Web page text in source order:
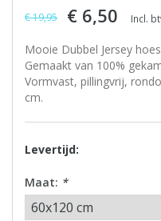
€ 19,95 € 6,50 Incl.
Mooie Dubbel Jersey
Gemaakt van 100%
Vormvast, pillingvrij,
cm.
Levertijd:
Maat: *